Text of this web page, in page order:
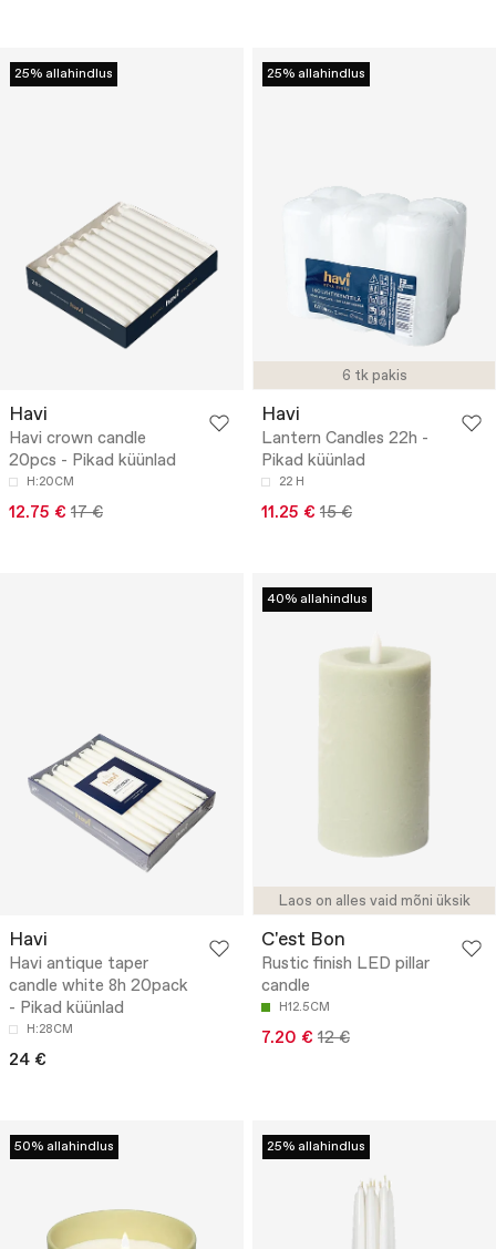
25% allahindlus
Havi
Havi crown candle
20pcs - Pikad küünlad
H:20CM
12.75 € 17 €
6 tk pakis
25% allahindlus
Havi
Lantern Candles 22h -
Pikad küünlad
22 H
11.25 € 15 €
Havi
Havi antique taper
candle white 8h 20pack
- Pikad küünlad
H:28CM
24 €
Laos on alles vaid mõni üksik
40% allahindlus
C'est Bon
Rustic finish LED pillar
candle
H12.5CM
7.20 € 12 €
50% allahindlus 25% allahindlus